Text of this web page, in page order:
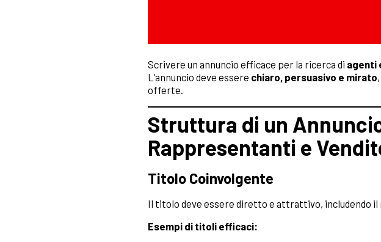
Scrivere un annuncio efficace per la ricerca di agenti
L’annuncio deve essere chiaro, persuasivo e mirato
offerte.
Struttura di un
Rappresentanti e
Titolo Coinvolgente
Il titolo deve essere diretto e attrattivo, includendo il
Esempi di titoli efficaci: